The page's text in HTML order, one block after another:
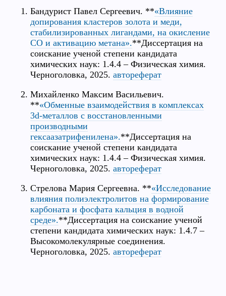
Бандурист Павел Сергеевич. **«Влияние
допирования кластеров золота и меди,
стабилизированных лигандами, на окисление
CO и активацию метана».**Диссертация на
соискание ученой степени кандидата
химических наук: 1.4.4 – Физическая химия.
Черноголовка, 2025. автореферат
Михайленко Максим Васильевич.
**«Обменные взаимодействия в комплексах
3d-металлов с восстановленными
производными
гексаазатрифенилена».**Диссертация на
соискание ученой степени кандидата
химических наук: 1.4.4 – Физическая химия.
Черноголовка, 2025. автореферат
Стрелова Мария Сергеевна. **«Исследование
влияния полиэлектролитов на формирование
карбоната и фосфата кальция в водной
среде».**Диссертация на соискание ученой
степени кандидата химических наук: 1.4.7 –
Высокомолекулярные соединения.
Черноголовка, 2025. автореферат